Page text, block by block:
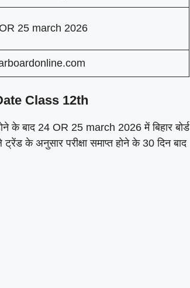
25 march 2026
Class 12th
होने के बाद 24 OR 25 march 2026 में बिहार बोर्ड
के अनुसार परीक्षा समाप्त होने के 30 दिन बाद